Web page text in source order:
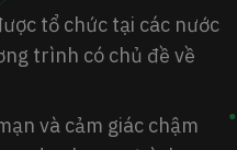
tổ chức tại các nước
trình có chủ đề về
và cảm giác chậm